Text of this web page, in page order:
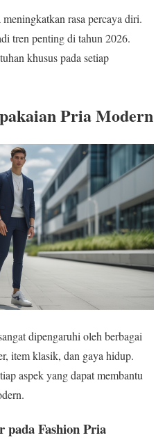
rasa percaya diri.
tren penting di tahun 2026.
khusus pada setiap
Pria Modern
dipengaruhi oleh berbagai
item klasik, dan gaya hidup.
aspek yang dapat membantu
pada Fashion Pria